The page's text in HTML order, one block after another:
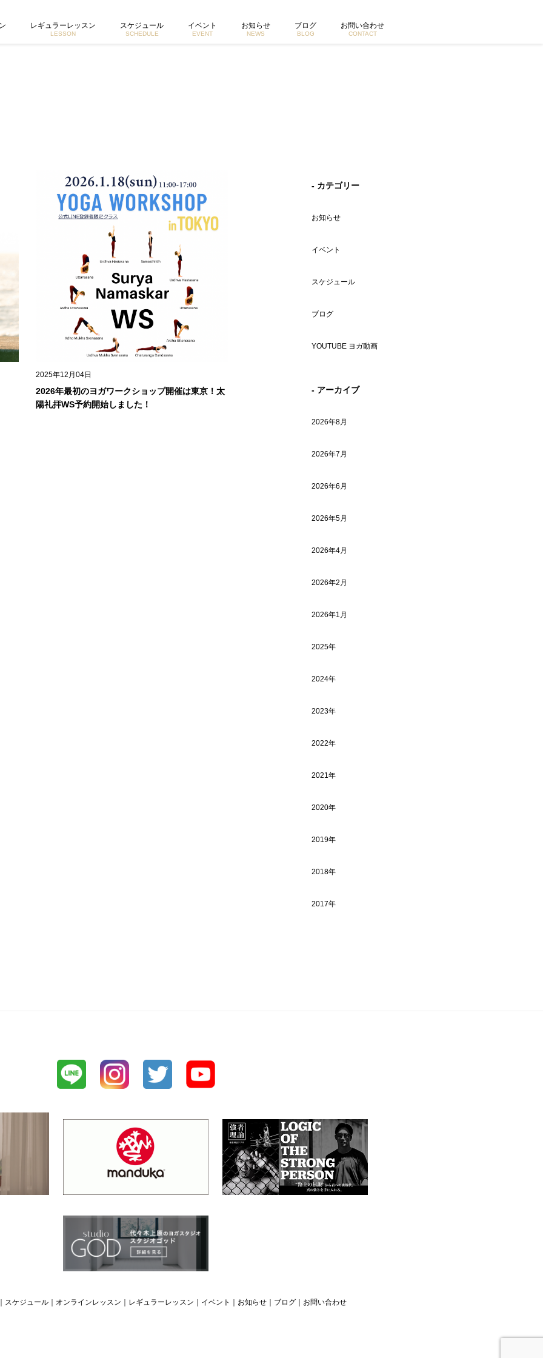
レギュラーレッスン
LESSON
スケジュール
SCHEDULE
イベント
EVENT
お知らせ
NEWS
ブログ
BLOG
お問い合わせ
CONTACT
2025年12月04日
2026年最初のヨガワークショップ開催は東京！太
陽礼拝WS予約開始しました！
- カテゴリー
お知らせ
イベント
スケジュール
ブログ
YOUTUBE ヨガ動画
- アーカイブ
2026年8月
2026年7月
2026年6月
2026年5月
2026年4月
2026年2月
2026年1月
2025年
2024年
2023年
2022年
2021年
2020年
2019年
2018年
2017年
スケジュール オンラインレッスン レギュラーレッスン イベント お知らせ ブログ お問い合わせ